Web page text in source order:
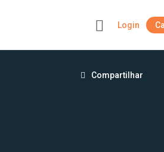
Login
Compartilhar